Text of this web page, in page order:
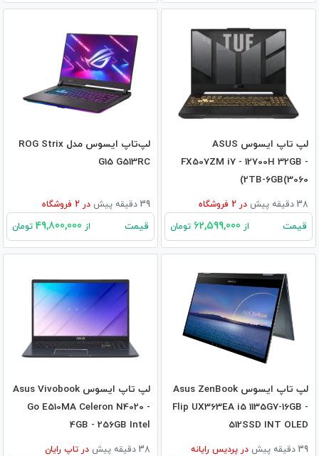
لپ تاپ ایسوس ASUS
FX507ZM i7 - 12700H 32GB -
2TB-6GB(3060)
38 دقیقه پیش در فروشگاه
قیمت از تومان
لپ‌تاپ ایسوس مدل ROG Strix
G15 G513RC
39 دقیقه پیش در فروشگاه
قیمت از تومان
لپ تاپ ایسوس Asus ZenBook
Flip UX363EA i5 1135G7-16GB -
512SSD INT OLED
39 دقیقه پیش در پردیس رایانه
لپ تاپ ایسوس Asus Vivobook
Go E510MA Celeron N4020 -
4GB - 256GB Intel
38 دقیقه پیش در تاپ رایان